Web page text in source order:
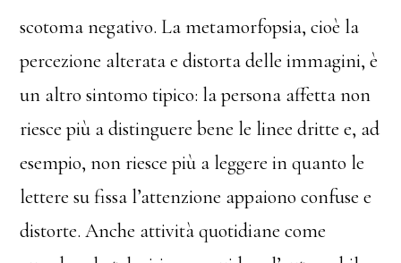
scotoma negativo. La metamorfopsia, cioè la
percezione alterata e distorta delle immagini, è
un altro sintomo tipico: la persona affetta non
riesce più a distinguere bene le linee dritte e, ad
esempio, non riesce più a leggere in quanto le
lettere su fissa l’attenzione appaiono confuse e
distorte. Anche attività quotidiane come